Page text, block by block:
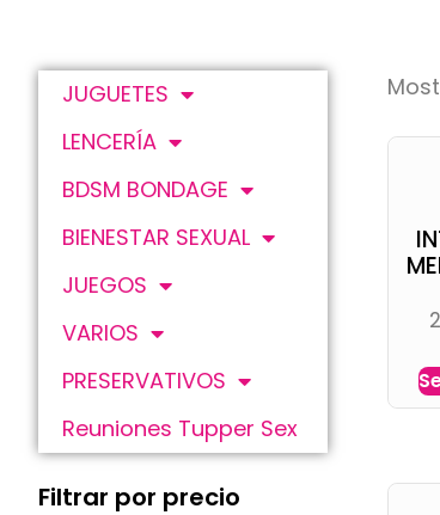
JUGUETES
LENCERÍA
BDSM BONDAGE
BIENESTAR SEXUAL
JUEGOS
VARIOS
PRESERVATIVOS
Reuniones Tupper Sex
Filtrar por precio